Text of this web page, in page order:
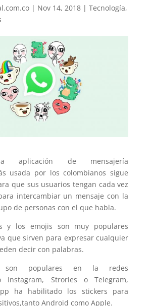
| Nov 14, 2018| Tecnología,
aplicación de mensajería
usada por los colombianos sigue
que sus usuarios tengan cada vez
intercambiar un mensaje con la
de personas con el que habla.
y los emojis son muy populares
que sirven para expresar cualquier
decir con palabras.
son populares en la redes
Instagram, Strories o Telegram,
ha habilitado los stickers para
Android como Apple.